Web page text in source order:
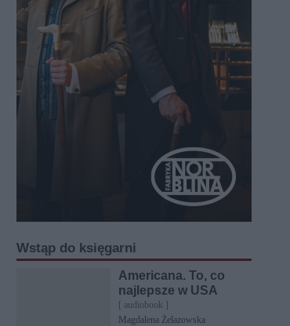
Wstąp do księgarni
Americana. To, co
najlepsze w USA
[ audiobook ]
Magdalena Żelazowska